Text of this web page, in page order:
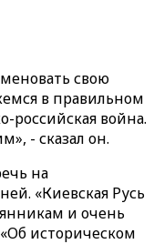
свою
в правильном
российская война.
- сказал он.
на
«Киевская Русь
и очень
историческом